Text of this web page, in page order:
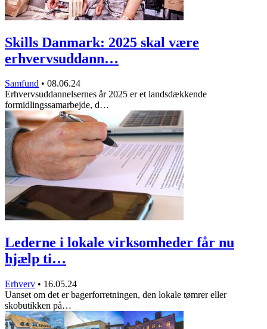
Skills Danmark: 2025 skal være
erhvervsuddann…
Samfund • 08.06.24
Erhvervsuddannelsernes år 2025 er et landsdækkende
formidlingssamarbejde, d…
Lederne i lokale virksomheder får nu
hjælp ti…
Erhverv • 16.05.24
Uanset om det er bagerforretningen, den lokale tømrer eller
skobutikken på…